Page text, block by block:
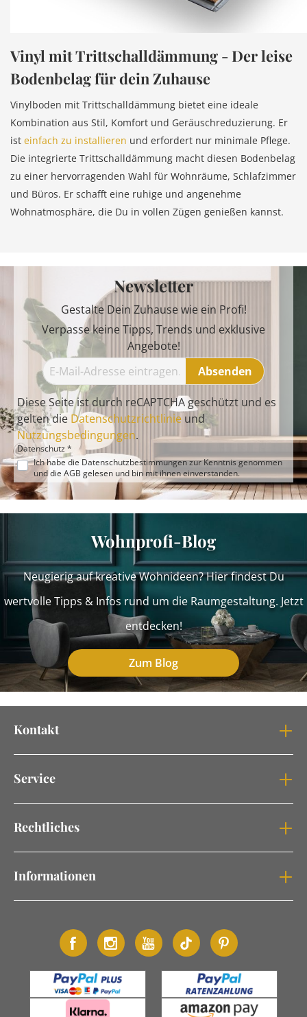
Vinyl mit Trittschalldämmung - Der leise
Bodenbelag für dein Zuhause
Vinylboden mit Trittschalldämmung bietet eine ideale
Kombination aus Stil, Komfort und Geräuschreduzierung. Er
ist einfach zu installieren und erfordert nur minimale Pflege.
Die integrierte Trittschalldämmung macht diesen Bodenbelag
zu einer hervorragenden Wahl für Wohnräume, Schlafzimmer
und Büros. Er schafft eine ruhige und angenehme
Wohnatmosphäre, die Du in vollen Zügen genießen kannst.
Newsletter
Gestalte Dein Zuhause wie ein Profi!
Verpasse keine Tipps, Trends und exklusive
Angebote!
Absenden
Diese Seite ist durch reCAPTCHA geschützt und es
gelten die Datenschutzrichtlinie und
Nutzungsbedingungen.
Datenschutz *
Ich habe die Datenschutzbestimmungenzur Kenntnis genommen
und die AGB gelesen und bin mit ihnen einverstanden.
Wohnprofi-Blog
Neugierig auf kreative Wohnideen? Hier findest Du
wertvolle Tipps & Infos rund um die Raumgestaltung. Jetzt
entdecken!
Zum Blog
Kontakt
Service
Rechtliches
Informationen